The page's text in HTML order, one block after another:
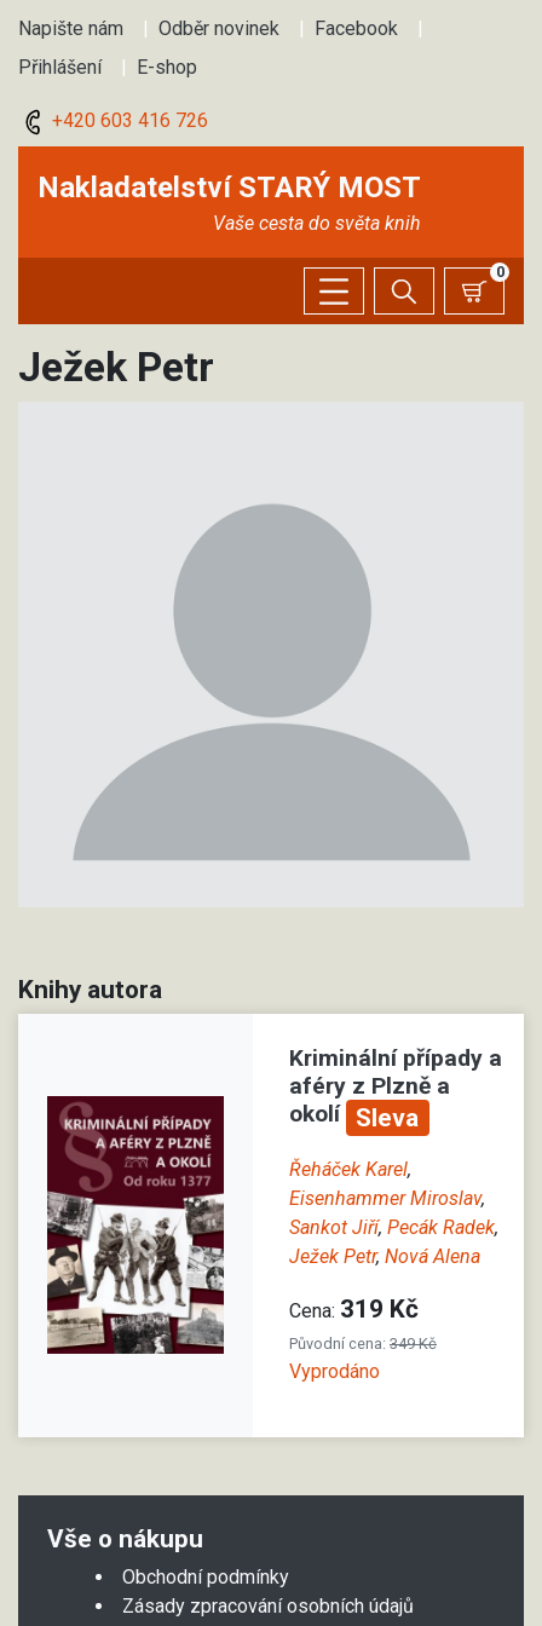
Napište nám | Odběr novinek | Facebook
|
Přihlášení
| E-shop
+420 603 416 726
Nakladatelství STARÝ MOST
Vaše cesta do světa knih
0
Ježek Petr
Knihy autora
Kriminální případy a
aféry z Plzně a
okolí Sleva
Řeháček Karel,
Eisenhammer Miroslav,
Sankot Jiří, Pecák Radek,
Ježek Petr, Nová Alena
Cena: 319 Kč
Původní cena: 349 Kč
Vyprodáno
Vše o nákupu
Obchodní podmínky
Zásady zpracování osobních údajů